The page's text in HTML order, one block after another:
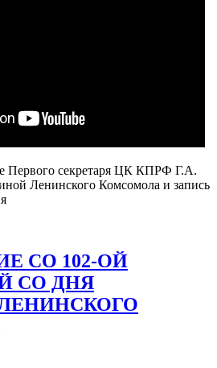
Первого секретаря ЦК КПРФ Г.А.
Ленинского Комсомола и запись
СО 102-ОЙ
СО ДНЯ